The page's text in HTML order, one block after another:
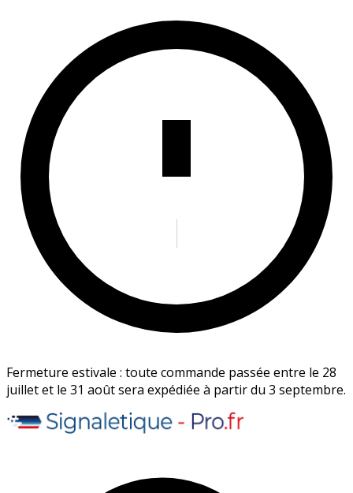
Fermeture estivale : toute commande passée entre le 28
juillet et le 31 août sera expédiée à partir du 3 septembre.